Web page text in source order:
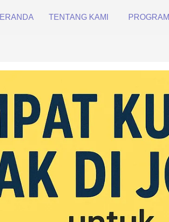
TENTANG KAMI PROGRAM